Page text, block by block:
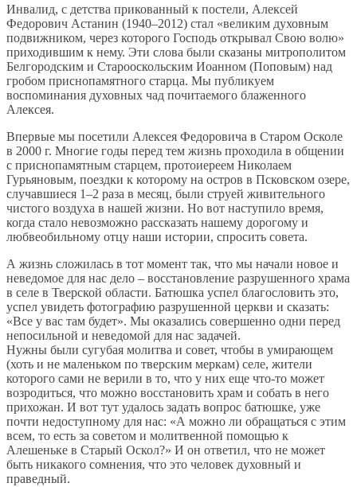
Инвалид, с детства прикованный к постели, Алексей
Федорович Астанин (1940–2012) стал «великим духовным
подвижником, через которого Господь открывал Свою волю»
приходившим к нему. Эти слова были сказаны митрополитом
Белгородским и Старооскольским Иоанном (Поповым) над
гробом приснопамятного старца. Мы публикуем
воспоминания духовных чад почитаемого блаженного
Алексея.
Впервые мы посетили Алексея Федоровича в Старом Осколе
в 2000 г. Многие годы перед тем жизнь проходила в общении
с приснопамятным старцем, протоиереем Николаем
Гурьяновым, поездки к которому на остров в Псковском озере,
случавшиеся 1–2 раза в месяц, были струей живительного
чистого воздуха в нашей жизни. Но вот наступило время,
когда стало невозможно рассказать нашему дорогому и
любвеобильному отцу наши истории, спросить совета.
А жизнь сложилась в тот момент так, что мы начали новое и
неведомое для нас дело – восстановление разрушенного храма
в селе в Тверской области. Батюшка успел благословить это,
успел увидеть фотографию разрушенной церкви и сказать:
«Все у вас там будет». Мы оказались совершенно одни перед
непосильной и неведомой для нас задачей.
Нужны были сугубая молитва и совет, чтобы в умирающем
(хоть и не маленьком по тверским меркам) селе, жители
которого сами не верили в то, что у них еще что-то может
возродиться, что можно восстановить храм и собать в него
прихожан. И вот тут удалось задать вопрос батюшке, уже
почти недоступному для нас: «А можно ли обращаться с этим
всем, то есть за советом и молитвенной помощью к
Алешеньке в Старый Оскол?» И он ответил, что не может
быть никакого сомнения, что это человек духовный и
праведный.